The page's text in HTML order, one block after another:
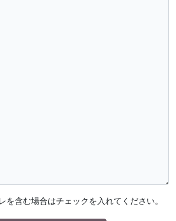
を含む場合はチェックを入れてください。